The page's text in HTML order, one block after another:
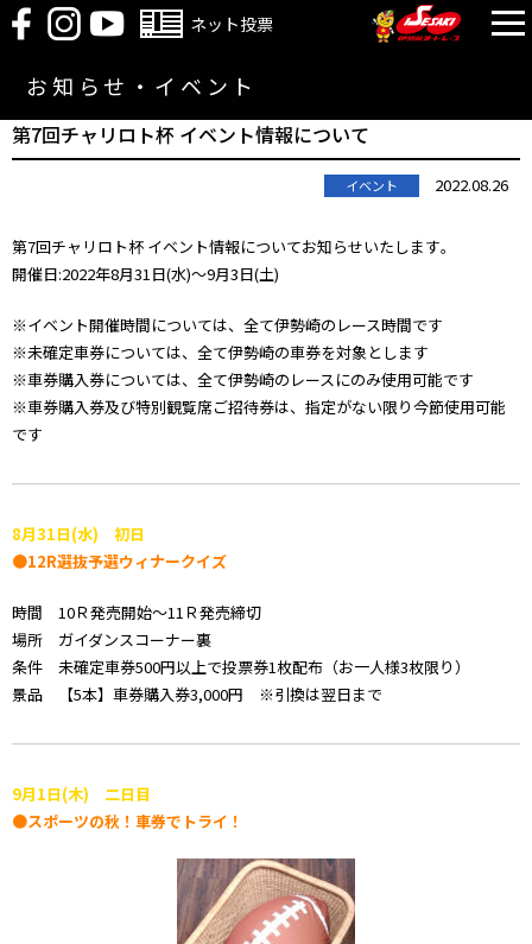
ネット投票
お知らせ・イベント
第7回チャリロト杯 イベント情報について
イベント 2022.08.26
第7回チャリロト杯 イベント情報についてお知らせいたします｡
開催日:2022年8月31日(水)～9月3日(土)
※イベント開催時間については、全て伊勢崎のレース時間です
※未確定車券については、全て伊勢崎の車券を対象とします
※車券購入券については、全て伊勢崎のレースにのみ使用可能です
※車券購入券及び特別観覧席ご招待券は、指定がない限り今節使用可能
です
8月31日(水) 初日
●12R選抜予選ウィナークイズ
時間 10Ｒ発売開始～11Ｒ発売締切
場所 ガイダンスコーナー裏
条件 未確定車券500円以上で投票券1枚配布（お一人様3枚限り）
景品 【5本】車券購入券3,000円 ※引換は翌日まで
9月1日(木) 二日目
●スポーツの秋！車券でトライ！